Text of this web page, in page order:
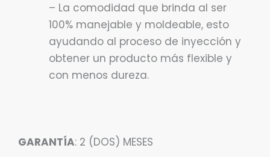
– La comodidad que brinda al ser
100% manejable y moldeable, esto
ayudando al proceso de inyección y
obtener un producto más flexible y
con menos dureza.
GARANTÍA: 2 (DOS) MESES